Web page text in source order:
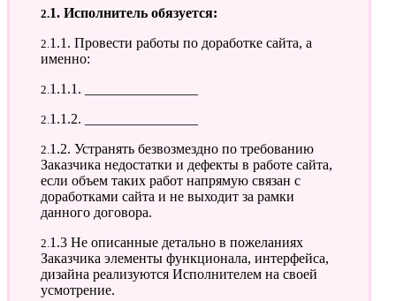
2.1. Исполнитель обязуется:
2.1.1. Провести работы по доработке сайта, а
именно:
2.1.1.1. ________________
2.1.1.2. ________________
2.1.2. Устранять безвозмездно по требованию
Заказчика недостатки и дефекты в работе сайта,
если объем таких работ напрямую связан с
доработками сайта и не выходит за рамки
данного договора.
2.1.3 Не описанные детально в пожеланиях
Заказчика элементы функционала, интерфейса,
дизайна реализуются Исполнителем на своей
усмотрение.